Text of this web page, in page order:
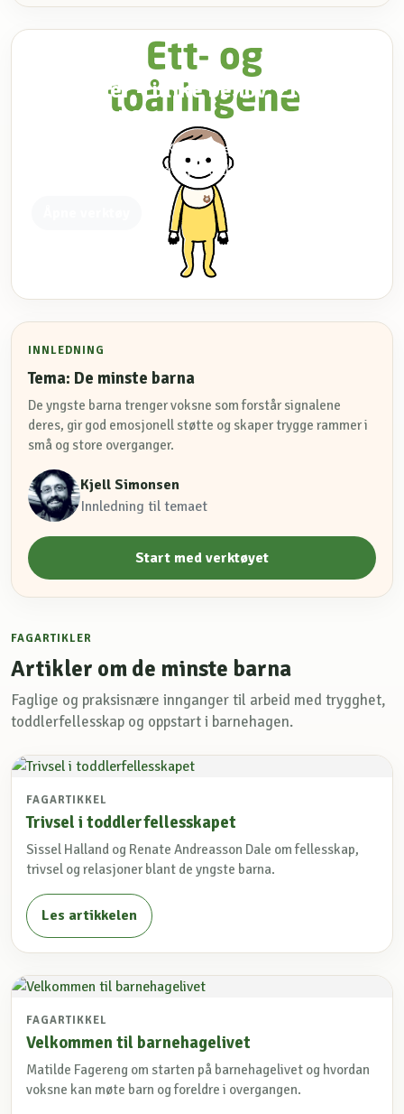
Ulik alder – ulike behov: Ett- og
toåringene
Et verktøy utviklet av Karin Österlund om de yngste
barnas behov, utvikling og hverdag i barnehagen.
INNLEDNING
Tema: De minste barna
De yngste barna trenger voksne som forstår signalene
deres, gir god emosjonell støtte og skaper trygge rammer i
små og store overganger.
Kjell Simonsen
Innledning til temaet
Start med verktøyet
FAGARTIKLER
Artikler om de minste barna
Faglige og praksisnære innganger til arbeid med trygghet,
toddlerfellesskap og oppstart i barnehagen.
FAGARTIKKEL
Trivsel i toddlerfellesskapet
Sissel Halland og Renate Andreasson Dale om fellesskap,
trivsel og relasjoner blant de yngste barna.
Les artikkelen
FAGARTIKKEL
Velkommen til barnehagelivet
Matilde Fagereng om starten på barnehagelivet og hvordan
voksne kan møte barn og foreldre i overgangen.